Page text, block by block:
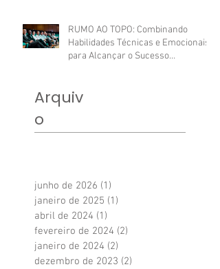
RUMO AO TOPO: Combinando
Habilidades Técnicas e Emocionais
para Alcançar o Sucesso
Arquiv
o
junho de 2026 (1)
janeiro de 2025 (1)
abril de 2024 (1)
fevereiro de 2024 (2)
janeiro de 2024 (2)
dezembro de 2023 (2)